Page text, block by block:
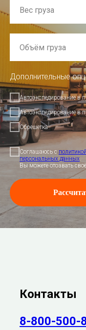
Дополнительные
Автоэкспедирование в
Автоэкспедирование в
Обрешетка
Соглашаюсь с
персональных данных.
Вы можете отозвать
Контакты
8-800-500-